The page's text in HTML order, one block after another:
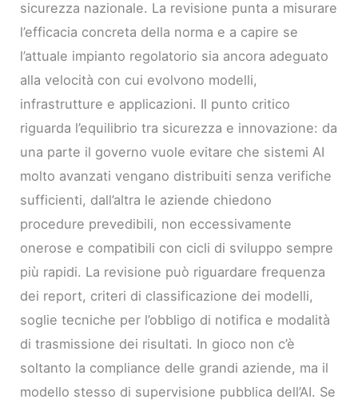
sicurezza nazionale. La revisione punta a misurare
l’efficacia concreta della norma e a capire se
l’attuale impianto regolatorio sia ancora adeguato
alla velocità con cui evolvono modelli,
infrastrutture e applicazioni. Il punto critico
riguarda l’equilibrio tra sicurezza e innovazione: da
una parte il governo vuole evitare che sistemi AI
molto avanzati vengano distribuiti senza verifiche
sufficienti, dall’altra le aziende chiedono
procedure prevedibili, non eccessivamente
onerose e compatibili con cicli di sviluppo sempre
più rapidi. La revisione può riguardare frequenza
dei report, criteri di classificazione dei modelli,
soglie tecniche per l’obbligo di notifica e modalità
di trasmissione dei risultati. In gioco non c’è
soltanto la compliance delle grandi aziende, ma il
modello stesso di supervisione pubblica dell’AI. Se